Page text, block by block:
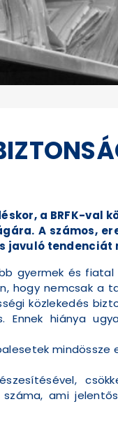
a BRFK-val
A számos,
javuló tendenciát
gyermek és
hogy nemcsak a
közlekedés
Ennek hiánya
ami